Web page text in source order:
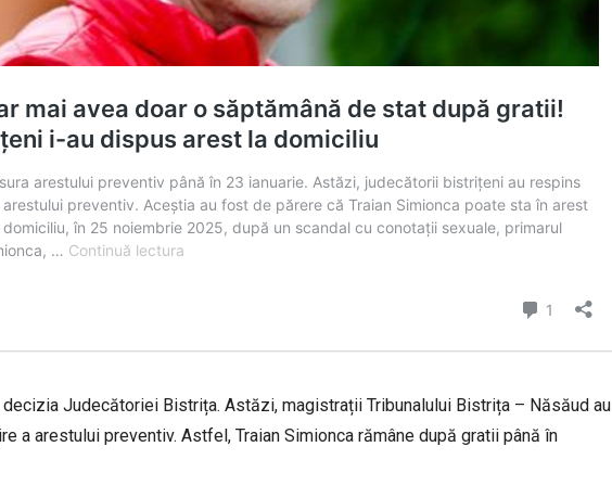
Judecătoriei Bistrița. Astăzi, magistrații Tribunalului Bistrița – Năsăud au
a arestului preventiv. Astfel, Traian Simionca rămâne după gratii până în